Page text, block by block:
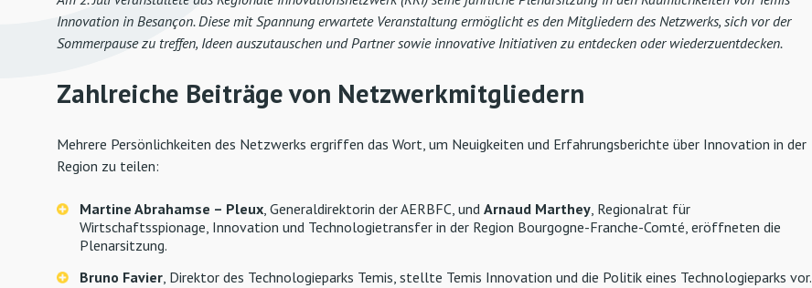
Innovation in Besançon. Diese mit Spannung erwartete Veranstaltung ermöglicht es den Mitgliedern des Netzwerks, sich vor der
Sommerpause zu treffen, Ideen auszutauschen und Partner sowie innovative Initiativen zu entdecken oder wiederzuentdecken.
Zahlreiche Beiträge von Netzwerkmitgliedern
Mehrere Persönlichkeiten des Netzwerks ergriffen das Wort, um Neuigkeiten und Erfahrungsberichte über Innovation in der
Region zu teilen:
Martine Abrahamse – Pleux, Generaldirektorin der AERBFC, und Arnaud Marthey, Regionalrat für
Wirtschaftsspionage, Innovation und Technologietransfer in der Region Bourgogne-Franche-Comté, eröffneten die
Plenarsitzung.
Bruno Favier, Direktor des Technologieparks Temis, stellte Temis Innovation und die Politik eines Technologieparks vor.